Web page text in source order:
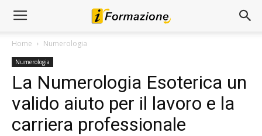
Home Numerologia
Numerologia
La Numerologia Esoterica un
valido aiuto per il lavoro e la
carriera professionale